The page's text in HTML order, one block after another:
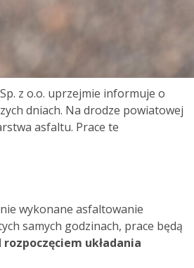
z o.o. uprzejmie informuje o
dniach. Na drodze powiatowej
asfaltu. Prace te
wykonane asfaltowanie
samych godzinach, prace będą
rozpoczęciem układania